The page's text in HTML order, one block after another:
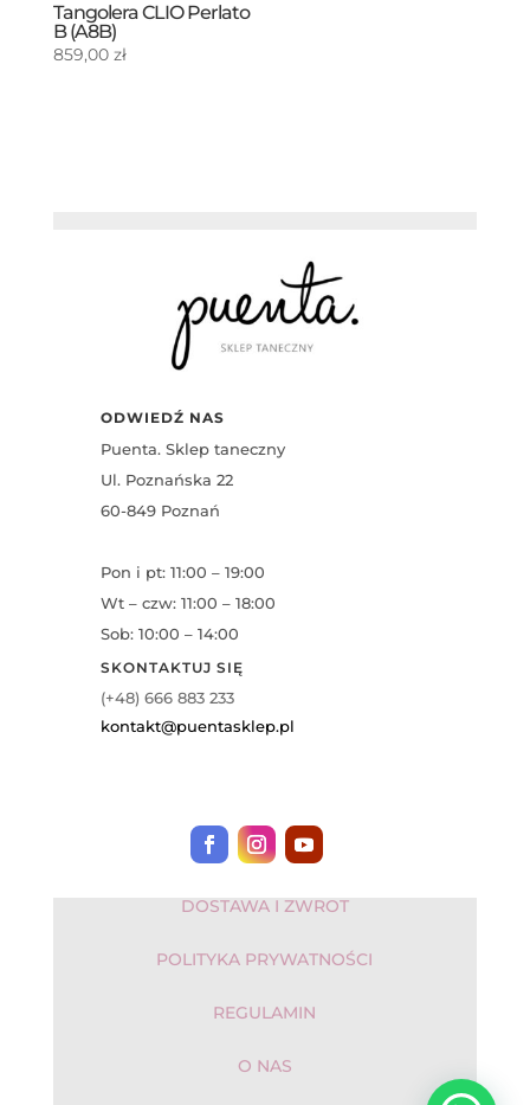
Tangolera CLIO Perlato
B (A8B)
859,00 zł
ODWIEDŹ NAS
Puenta. Sklep taneczny
Ul. Poznańska 22
60-849 Poznań
Pon i pt: 11:00 – 19:00
Wt – czw: 11:00 – 18:00
Sob: 10:00 – 14:00
SKONTAKTUJ SIĘ
(+48) 666 883 233
kontakt@puentasklep.pl
DOSTAWA I ZWROT
POLITYKA PRYWATNOŚCI
REGULAMIN
O NAS